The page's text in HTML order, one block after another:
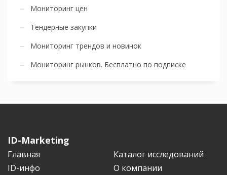
Мониторинг цен
Тендерные закупки
Мониторинг трендов и новинок
Мониторинг рынков. Бесплатно по подписке
ID-Marketing
Главная
Каталог исследований
ID-инфо
О компании